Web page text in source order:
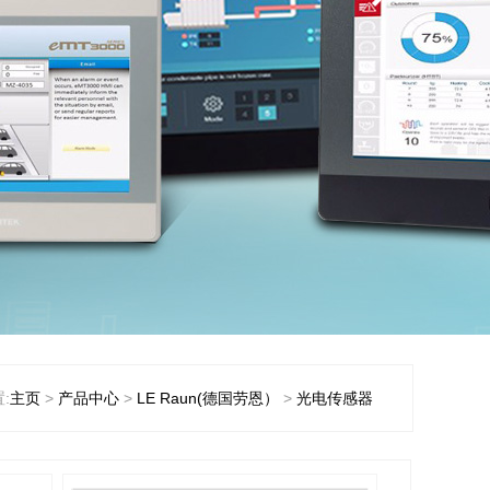
:主页 > 产品中心 > LE Raun(德国劳恩） > 光电传感器